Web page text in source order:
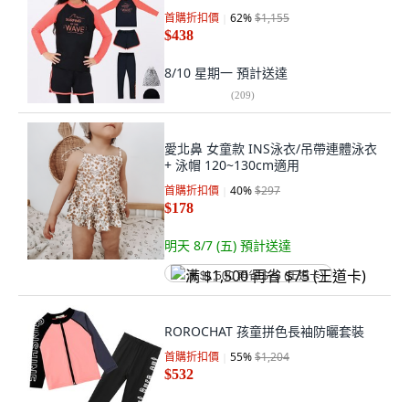
首購折扣價 62%$1,155
$438
8/10 星期一 預計送達
(209)
愛北鼻 女童款 INS泳衣/吊帶連體泳衣
+ 泳帽 120~130cm適用
首購折扣價 40%$297
$178
明天 8/7 (五) 預計送達
满 $1,500 再省 $75 (王道卡)
ROROCHAT 孩童拼色長袖防曬套裝
首購折扣價 55%$1,204
$532